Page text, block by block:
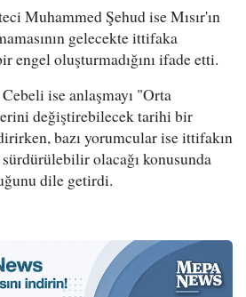
Muhammed Şehud ise Mısır'ın
gelecekte ittifaka
engel oluşturmadığını ifade etti.
Cebeli ise anlaşmayı "Orta
değiştirebilecek tarihi bir
bazı yorumcular ise ittifakın
olacağı konusunda
dile getirdi.